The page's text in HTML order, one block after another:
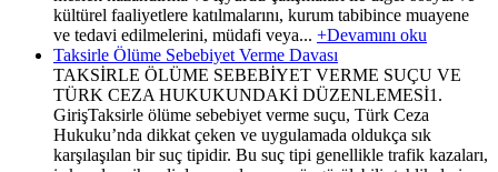
kültürel faaliyetlere katılmalarını, kurum tabibince muayene
ve tedavi edilmelerini, müdafi veya... +Devamını oku
Taksirle Ölüme Sebebiyet Verme Davası
TAKSİRLE ÖLÜME SEBEBİYET VERME SUÇU VE
TÜRK CEZA HUKUKUNDAKİ DÜZENLEMESİ1.
GirişTaksirle ölüme sebebiyet verme suçu, Türk Ceza
Hukuku’nda dikkat çeken ve uygulamada oldukça sık
karşılaşılan bir suç tipidir. Bu suç tipi genellikle trafik kazaları,